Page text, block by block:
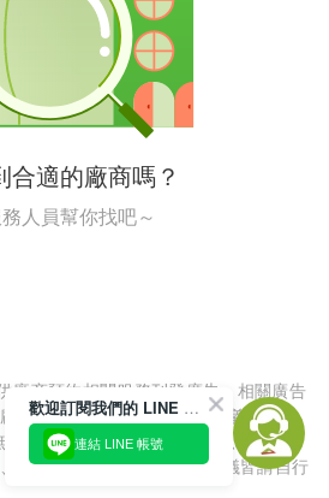
合適的廠商嗎？
人員幫你找吧～
廠商預約相關服務刊登廣告，相關廣告
商自行提供，與信義房屋/信義居家無
擔保廠商廣告內容的正確性、可信度
服務品質負責，所生任何爭議皆請自行
歡迎訂閱我們的 LINE 官方帳號
連結 LINE 帳號